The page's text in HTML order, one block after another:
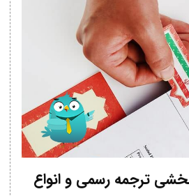
ترجمه رسمی و انواع